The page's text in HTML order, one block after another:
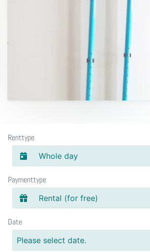
Renttype
Whole day
Paymenttype
Rental (for free)
Date
Please select date.